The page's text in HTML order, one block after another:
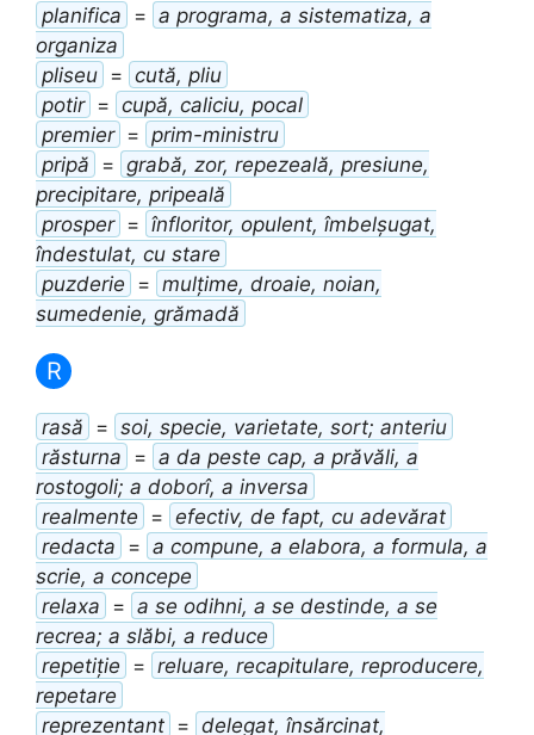
planifica = a programa, a sistematiza, a
organiza
pliseu = cută, pliu
potir = cupă, caliciu, pocal
premier = prim-ministru
pripă = grabă, zor, repezeală, presiune,
precipitare, pripeală
prosper = înfloritor, opulent, îmbelșugat,
îndestulat, cu stare
puzderie = mulțime, droaie, noian,
sumedenie, grămadă
R
rasă = soi, specie, varietate, sort; anteriu
răsturna = a da peste cap, a prăvăli, a
rostogoli; a doborî, a inversa
realmente = efectiv, de fapt, cu adevărat
redacta = a compune, a elabora, a formula, a
scrie, a concepe
relaxa = a se odihni, a se destinde, a se
recrea; a slăbi, a reduce
repetiție = reluare, recapitulare, reproducere,
repetare
reprezentant = delegat, însărcinat,